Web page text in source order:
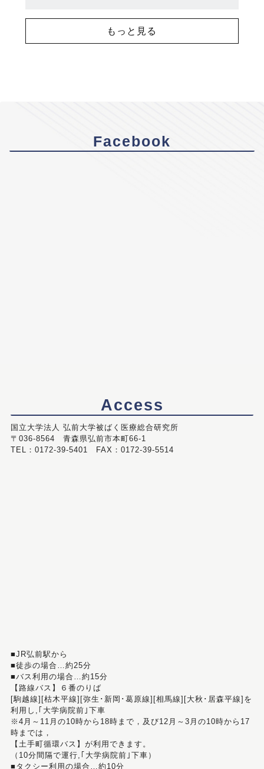
もっと見る
Facebook
Access
国立大学法人 弘前大学被ばく医療総合研究所
〒036-8564 青森県弘前市本町66-1
TEL：0172-39-5401 FAX：0172-39-5514
■JR弘前駅から
■徒歩の場合…約25分
■バス利用の場合…約15分
【路線バス】６番のりば
[駒越線][枯木平線][弥生･新岡･葛原線][相馬線][大秋･居森平線]を
利用し,｢大学病院前｣下車
※4月～11月の10時から18時まで，及び12月～3月の10時から17
時までは，
【土手町循環バス】が利用できます。
（10分間隔で運行,｢大学病院前｣下車）
■タクシー利用の場合…約10分